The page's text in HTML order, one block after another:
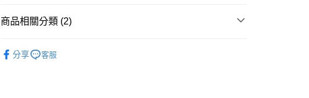
每筆NT$80，滿NT$1,500(含以上)免運費
商品相關分類 (2)
分享 客服